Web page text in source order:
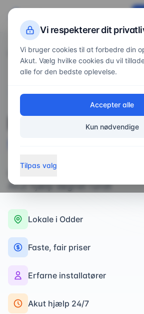
Forside
/
Områder
/Odder
VVS-service iOdder
Professionel
professionel VVS-service i
Akut hjælp døgnet rundt
Lokale i Odder
Faste, fair priser
Erfarne installatører
Akut hjælp 24/7
Vi respekterer dit
Vi bruger cookies til at forbedre din
Akut. Vælg hvilke cookies du vil
alle for den bedste oplevelse.
Accepter alle
Kun nødvendige
Tilpas valg